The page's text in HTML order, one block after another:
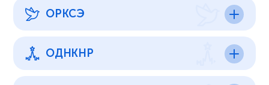
ОРКСЭ
ОДНКНР